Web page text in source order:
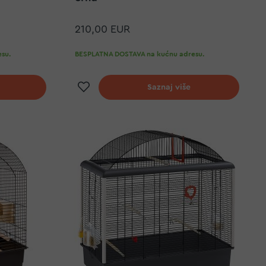
210,00 EUR
BESPLATNA DOSTAVA na kućnu adresu.
Saznaj više
Dodaj na listu želja